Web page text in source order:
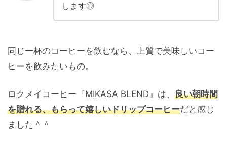
します◎
同じ一杯のコーヒーを飲むなら、上質で美味しいコー
ヒーを飲みたいもの。
ロクメイコーヒー『MIKASA BLEND』は、 良い朝時間
を贈れる、もらって嬉しいドリップコーヒーだと感じ
ました＾＾